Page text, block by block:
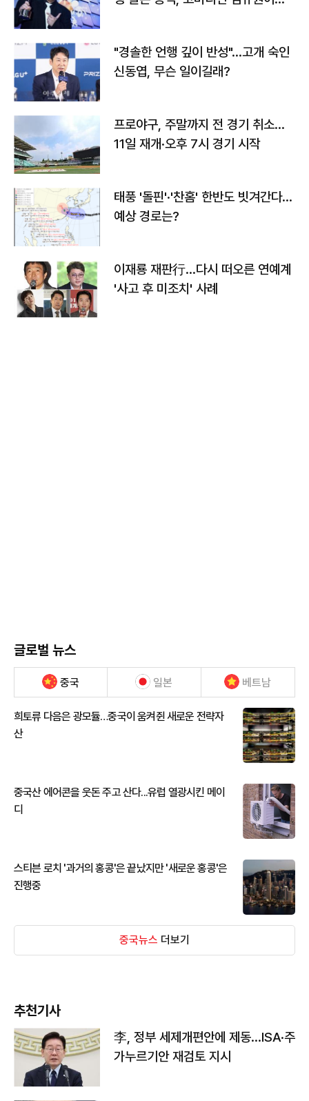
"경솔한 언행 깊이 반성"…고개 숙인
신동엽, 무슨 일이길래?
프로야구, 주말까지 전 경기 취소…
11일 재개·오후 7시 경기 시작
태풍 '돌핀'·'찬홈' 한반도 빗겨간다…
예상 경로는?
이재룡 재판行…다시 떠오른 연예계
'사고 후 미조치' 사례
글로벌 뉴스
중국 일본 베트남
희토류 다음은 광모듈…중국이 움켜쥔 새로운 전략자
산
중국산 에어콘을 웃돈 주고 산다...유럽 열광시킨 메이
디
스티븐 로치 '과거의 홍콩'은 끝났지만 '새로운 홍콩'은
진행중
중국뉴스 더보기
추천기사
李, 정부 세제개편안에 제동…ISA·주
가누르기안 재검토 지시